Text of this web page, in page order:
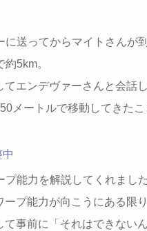
送ってからマイトさんが
5km。
エンデヴァーさんと会話
メートルで移動してきたこ
能力を解説してくれまし
ープ能力が向こうにある限
事前に「それはできない